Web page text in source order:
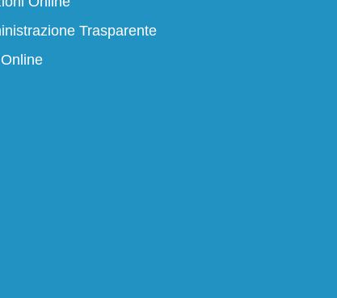
Panoramica
Trasparente